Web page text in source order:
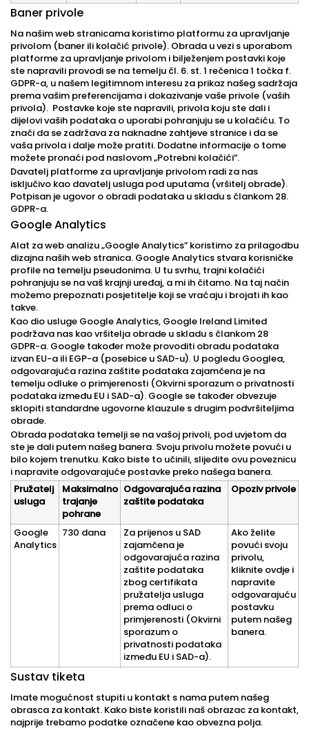
Baner privole
Na našim web stranicama koristimo platformu za upravljanje
privolom (baner ili kolačić privole). Obrada u vezi s uporabom
platforme za upravljanje privolom i bilježenjem postavki koje
ste napravili provodi se na temelju čl. 6. st. 1 rečenica 1 točka f.
GDPR-a, u našem legitimnom interesu za prikaz našeg sadržaja
prema vašim preferencijama i dokazivanje vaše privole (vaših
privola). Postavke koje ste napravili, privola koju ste dali i
dijelovi vaših podataka o uporabi pohranjuju se u kolačiću. To
znači da se zadržava za naknadne zahtjeve stranice i da se
vaša privola i dalje može pratiti. Dodatne informacije o tome
možete pronaći pod naslovom „Potrebni kolačići”.
Davatelj platforme za upravljanje privolom radi za nas
isključivo kao davatelj usluga pod uputama (vršitelj obrade).
Potpisan je ugovor o obradi podataka u skladu s člankom 28.
GDPR-a.
Google Analytics
Alat za web analizu „Google Analytics” koristimo za prilagodbu
dizajna naših web stranica. Google Analytics stvara korisničke
profile na temelju pseudonima. U tu svrhu, trajni kolačići
pohranjuju se na vaš krajnji uređaj, a mi ih čitamo. Na taj način
možemo prepoznati posjetitelje koji se vraćaju i brojati ih kao
takve.
Kao dio usluge Google Analytics, Google Ireland Limited
podržava nas kao vršitelja obrade u skladu s člankom 28
GDPR-a. Google također može provoditi obradu podataka
izvan EU-a ili EGP-a (posebice u SAD-u). U pogledu Googlea,
odgovarajuća razina zaštite podataka zajamčena je na
temelju odluke o primjerenosti (Okvirni sporazum o privatnosti
podataka između EU i SAD-a). Google se također obvezuje
sklopiti standardne ugovorne klauzule s drugim podvršiteljima
obrade.
Obrada podataka temelji se na vašoj privoli, pod uvjetom da
ste je dali putem našeg banera. Svoju privolu možete povući u
bilo kojem trenutku. Kako biste to učinili, slijedite ovu poveznicu
i napravite odgovarajuće postavke preko našega banera.
Pružatelj
usluga
Maksimalno
trajanje
pohrane
Odgovarajuća razina
zaštite podataka
Opoziv privole
Google
Analytics
730 dana
Za prijenos u SAD
zajamčena je
odgovarajuća razina
zaštite podataka
zbog certifikata
pružatelja usluga
prema odluci o
primjerenosti (Okvirni
sporazum o
privatnosti podataka
između EU i SAD-a).
Ako želite
povući svoju
privolu,
kliknite ovdje i
napravite
odgovarajuću
postavku
putem našeg
banera.
Sustav tiketa
Imate mogućnost stupiti u kontakt s nama putem našeg
obrasca za kontakt. Kako biste koristili naš obrazac za kontakt,
najprije trebamo podatke označene kao obvezna polja.